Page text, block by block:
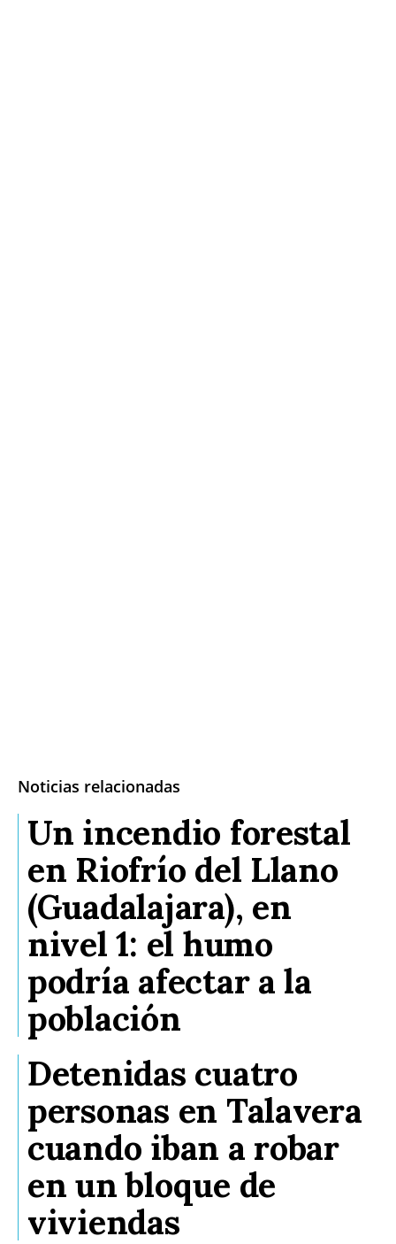
Noticias relacionadas
Un incendio forestal
en Riofrío del Llano
(Guadalajara), en
nivel 1: el humo
podría afectar a la
población
Detenidas cuatro
personas en Talavera
cuando iban a robar
en un bloque de
viviendas